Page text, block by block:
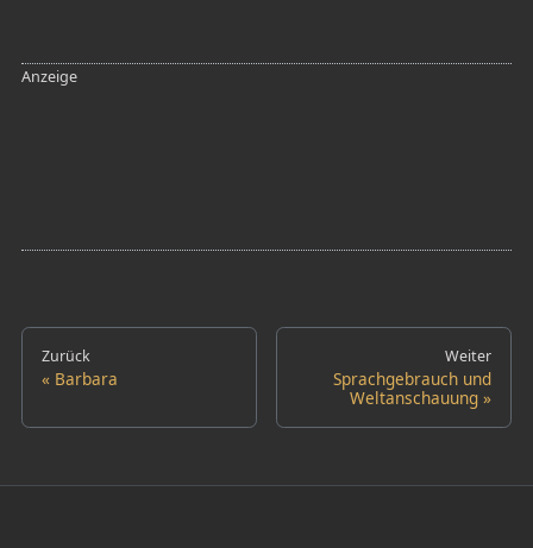
Zurück
Barbara
Weiter
Sprachgebrauch und
Weltanschauung